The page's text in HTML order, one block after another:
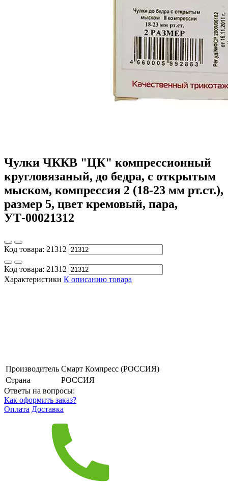
Чулки ЧККВ "ЦК" компрессионный
кругловязаный, до бедра, с открытым
мыском, компрессия 2 (18-23 мм рт.ст.),
размер 5, цвет кремовый, пара,
УТ-00021312
Код товара: 21312
Код товара: 21312
Характеристики К описанию товара
Производитель Смарт Компресс (РОССИЯ)
Страна
РОССИЯ
Ответы на вопросы:
Как оформить заказ?
Оплата Доставка